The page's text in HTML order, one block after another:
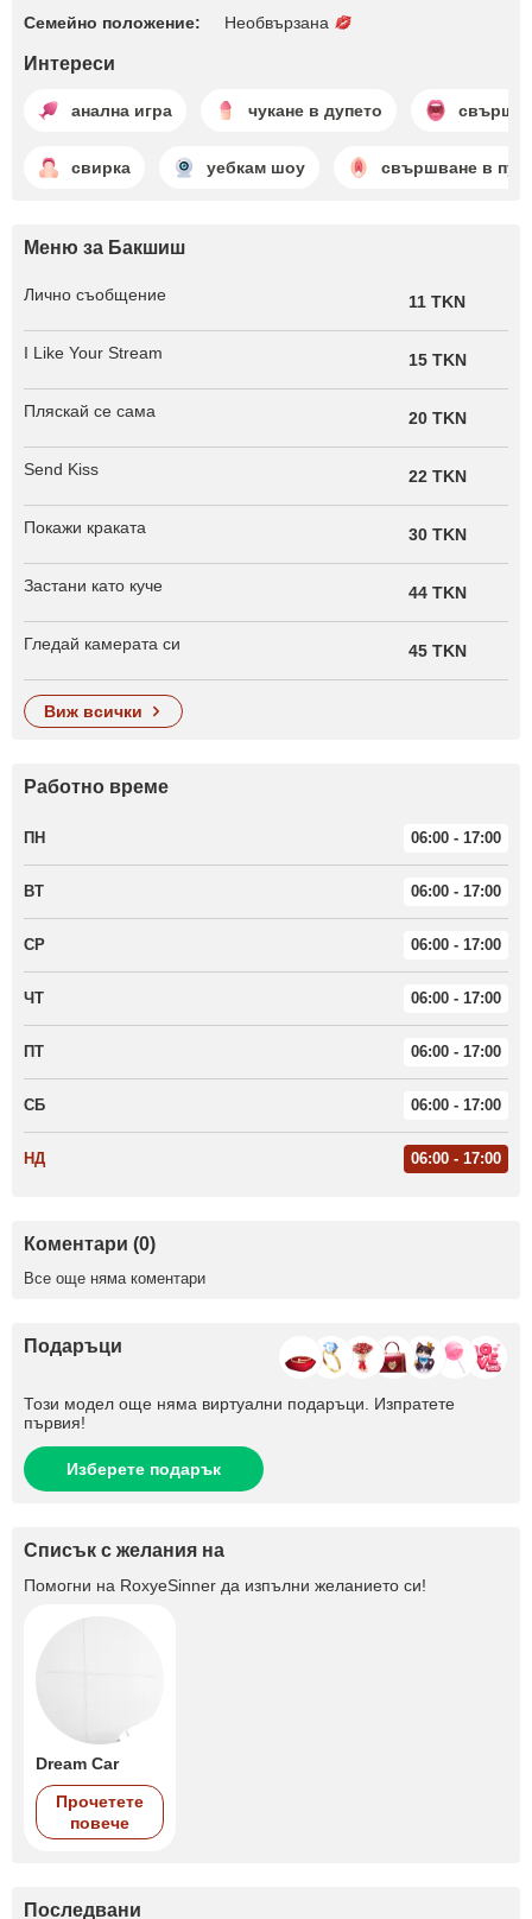
Семейно положение: Необвързана
Интереси
анална игра чукане в дупето
свирка уебкам шоу свършване в
Меню за Бакшиш
Лично съобщение 11 TKN
I Like Your Stream 15 TKN
Пляскай се сама 20 TKN
Send Kiss 22 TKN
Покажи краката 30 TKN
Застани като куче 44 TKN
Гледай камерата си 45 TKN
виж всички
Работно време
ПН 06:00 - 17:00
ВТ 06:00 - 17:00
СР 06:00 - 17:00
ЧТ 06:00 - 17:00
ПТ 06:00 - 17:00
СБ 06:00 - 17:00
НД 06:00 - 17:00
Коментари (0)
Все още няма коментари
Подаръци
Този модел още няма виртуални подаръци. Изпратете
първия!
Изберете подарък
Списък с желания на
Помогни на RoxyeSinner да изпълни желанието си!
Dream Car
Прочетете
повече
Последвани